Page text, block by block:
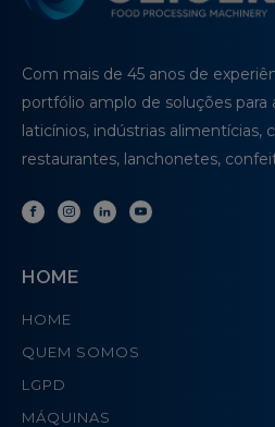
Com mais de 45 anos de
portfólio amplo de soluções
laticínios, indústrias alimentícias,
restaurantes, lanchonetes,
HOME
HOME
QUEM SOMOS
LGPD
MÁQUINAS